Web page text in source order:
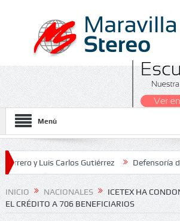
Menú
Carlos Gutiérrez Defensoría defiende
Nacionales 2026
INICIO NACIONALES
ICETEX HA
EL CRÉDITO A 706 BENEFICIARIOS